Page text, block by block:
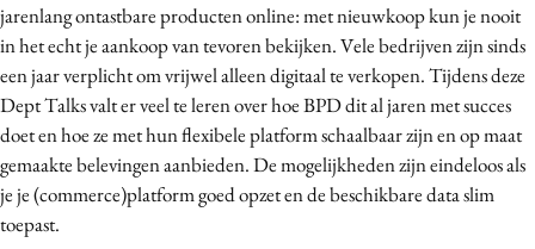
jarenlang ontastbare producten online: met nieuwkoop kun je nooit
in het echt je aankoop van tevoren bekijken. Vele bedrijven zijn sinds
een jaar verplicht om vrijwel alleen digitaal te verkopen. Tijdens deze
Dept Talks valt er veel te leren over hoe BPD dit al jaren met succes
doet en hoe ze met hun flexibele platform schaalbaar zijn en op maat
gemaakte belevingen aanbieden. De mogelijkheden zijn eindeloos als
je je (commerce)platform goed opzet en de beschikbare data slim
toepast.